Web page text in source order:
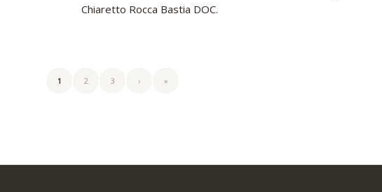
Chiaretto Rocca Bastia DOC.
1 2 3 › »